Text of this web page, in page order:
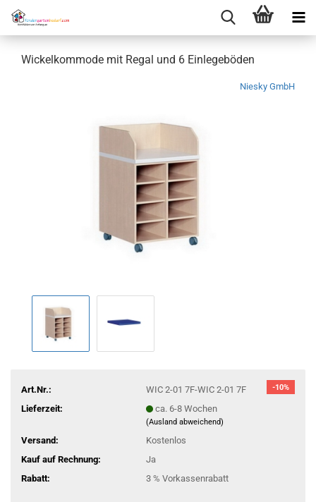
Wickelkommode mit Regal und 6 Einlegeböden
Niesky GmbH
-10%
Art.Nr.:
WIC 2-01 7F-WIC 2-01 7F
Lieferzeit:
ca. 6-8 Wochen
(Ausland abweichend)
Versand:
Kostenlos
Kauf auf Rechnung:
Ja
Rabatt:
3 % Vorkassenrabatt